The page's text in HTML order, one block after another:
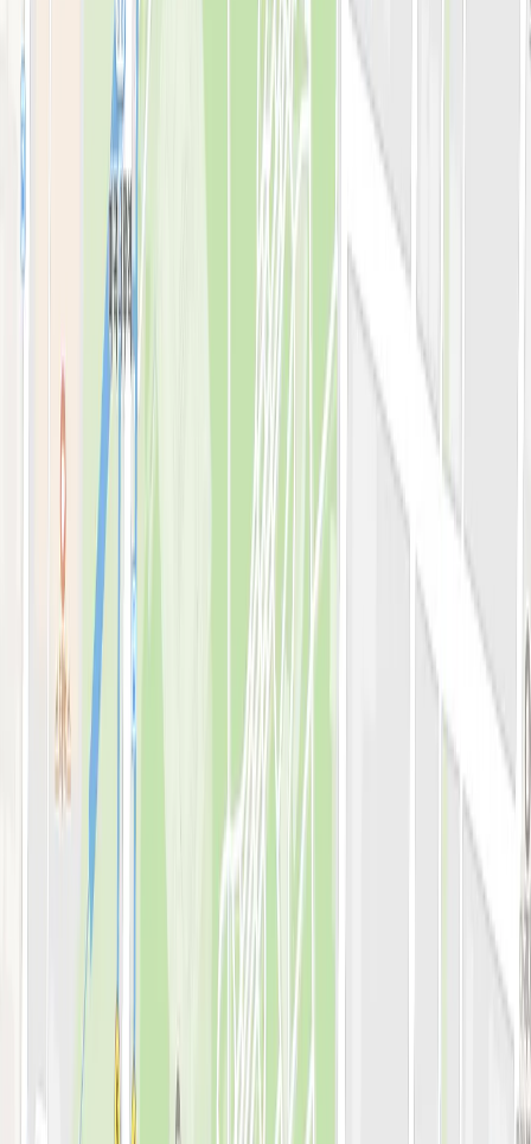
아비쥬의원 소개
병원소개
의료진 소개
블로그